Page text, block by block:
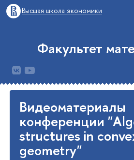
Высшая школа экономики
Факультет
Видеоматериалы
конференции
structures in
geometry"